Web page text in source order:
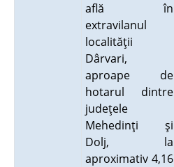
află în
extravilanul
localităţii
Dârvari,
aproape de
hotarul dintre
judeţele
Mehedinţi şi
Dolj, la
aproximativ 4,16